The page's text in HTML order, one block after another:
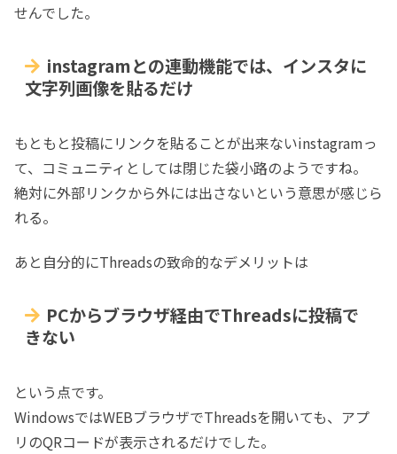
せんでした。
instagramとの連動機能では、インスタに
文字列画像を貼るだけ
もともと投稿にリンクを貼ることが出来ないinstagramっ
て、コミュニティとしては閉じた袋小路のようですね。
絶対に外部リンクから外には出さないという意思が感じら
れる。
あと自分的にThreadsの致命的なデメリットは
PCからブラウザ経由でThreadsに投稿で
きない
という点です。
WindowsではWEBブラウザでThreadsを開いても、アプ
リのQRコードが表示されるだけでした。